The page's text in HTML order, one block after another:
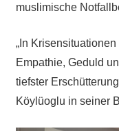
muslimische
„In
Empathie, Geduld
tiefster
Köylüoglu in seiner